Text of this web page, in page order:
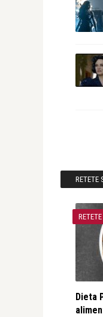
RETETE
Dieta